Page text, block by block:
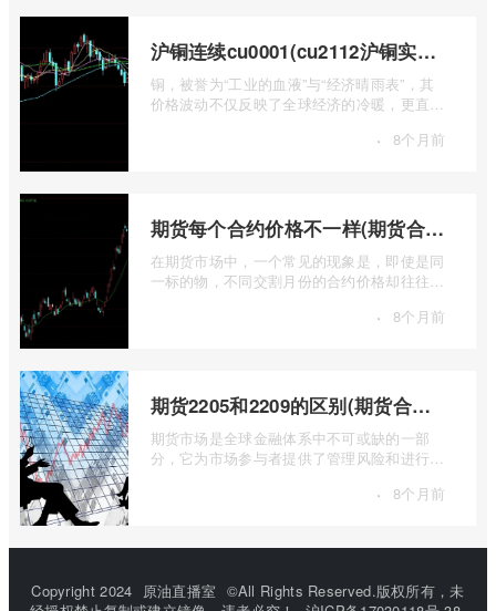
沪铜连续cu0001(cu2112沪铜实时行情)
铜，被誉为“工业的血液”与“经济晴雨表”，其
价格波动不仅反映了全球经济的冷暖，更直接
· 8个月前
期货每个合约价格不一样(期货合约之间的价格差)
在期货市场中，一个常见的现象是，即使是同
一标的物，不同交割月份的合约价格却往往不
· 8个月前
期货2205和2209的区别(期货合约2205什么意思)
期货市场是全球金融体系中不可或缺的一部
分，它为市场参与者提供了管理风险和进行价
· 8个月前
Copyright 2024 原油直播室 ©All Rights Reserved.版权所有，未